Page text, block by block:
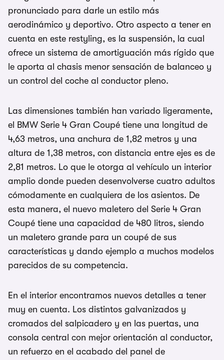
pronunciado para darle un estilo más
aerodinámico y deportivo. Otro aspecto a tener en
cuenta en este restyling, es la suspensión, la cual
ofrece un sistema de amortiguación más rígido que
le aporta al chasis menor sensación de balanceo y
un control del coche al conductor pleno.
Las dimensiones también han variado ligeramente,
el BMW Serie 4 Gran Coupé tiene una longitud de
4,63 metros, una anchura de 1,82 metros y una
altura de 1,38 metros, con distancia entre ejes es de
2,81 metros. Lo que le otorga al vehículo un interior
amplio donde pueden desenvolverse cuatro adultos
cómodamente en cualquiera de los asientos. De
esta manera, el nuevo maletero del Serie 4 Gran
Coupé tiene una capacidad de 480 litros, siendo
un maletero grande para un coupé de sus
características y dando ejemplo a muchos modelos
parecidos de su competencia.
En el interior encontramos nuevos detalles a tener
muy en cuenta. Los distintos galvanizados y
cromados del salpicadero y en las puertas, una
consola central con mejor orientación al conductor,
un refuerzo en el acabado del panel de